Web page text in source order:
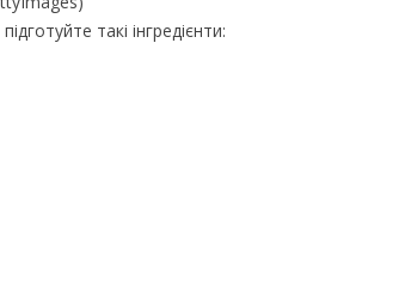
такі інгредієнти: